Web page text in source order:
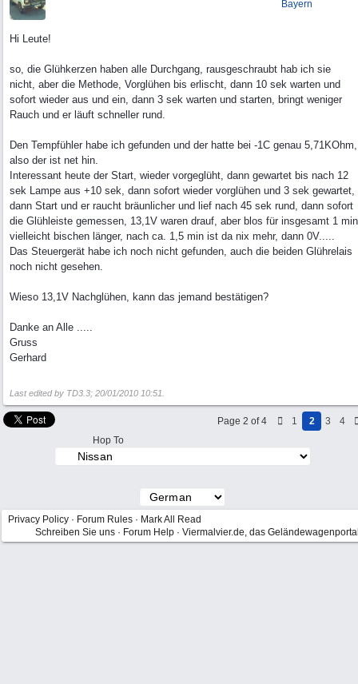
Bayern
Hi Leute!
so, die Glühkerzen haben alle Durchgang, rausgeschraubt hab ich sie
nicht, aber die Methode, Vorglühen bis erlischt, dann 10 sek warten und
sofort wieder aus und ein, dann 3 sek warten und starten, bringt weniger
Rauch und er läuft schneller rund.
Den Tempfühler habe ich gefunden und der hatte bei -1C genau 5,71KOhm,
also der ist net hin.
Interessant heute der Start, wieder vorgeglüht, dann gewartet bis nach 12
sek Lampe aus +10 sek, dann sofort wieder vorglühen und 3 sek gewartet,
dann Start und er raucht bräunlicher und lief nach 45 sek rund, dann sofort
die Glühleiste gemessen, 13,1V waren drauf, aber blos für insgesamt 1 min
vielleicht bischen länger, nach ca. 1,5 min ist da nix mehr, dann 0V.....
Das Steuergerät habe ich noch nicht gefunden, auch die beiden Glührelais
noch nicht gesehen.
Wieso 13,1V Nachglühen, kann das jemand bestätigen?
Danke an Alle .....
Gruss
Gerhard
Last edited by TD3.3; 20/01/2010 10:51
Page 2 of 4 1 2 3
4
Hop To
Privacy Policy · Forum Rules · Mark All Read
Schreiben Sie uns · Forum Help · Viermalvier.de, das